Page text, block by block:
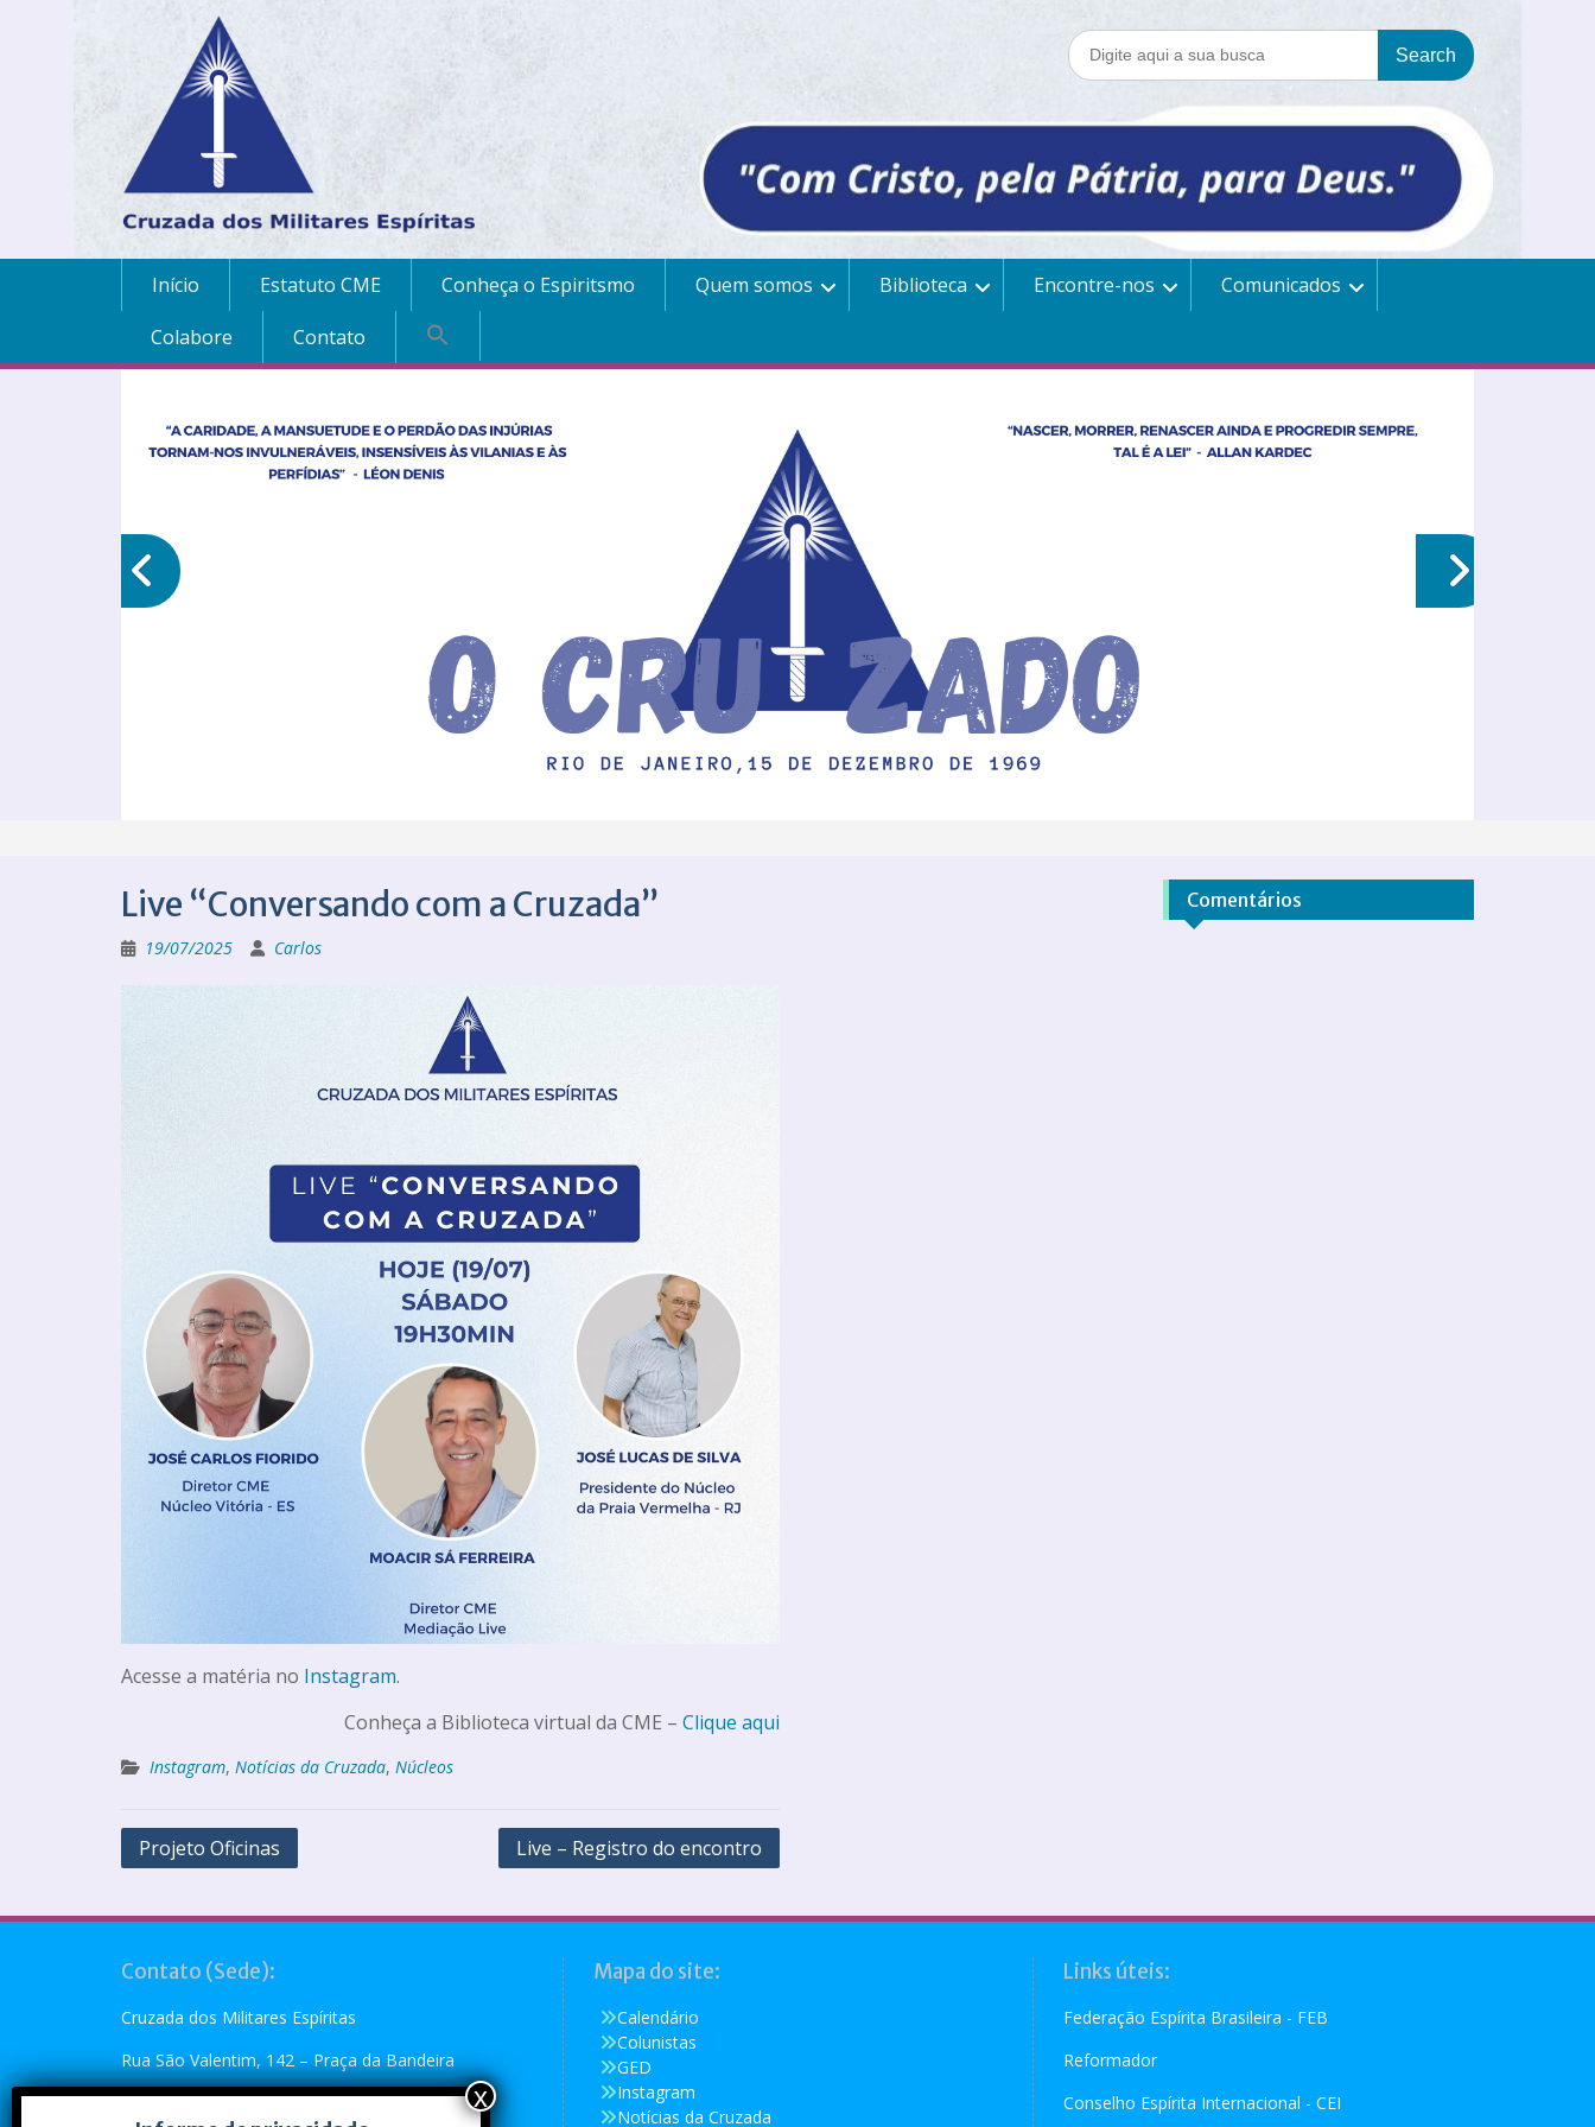
Início Estatuto CME Conheça o Espiritsmo Quem somos Biblioteca Encontre-nos
Comunicados
Colabore
Contato
Live “Conversando com a Cruzada”
19/07/2025 Carlos
Acesse a matéria no Instagram.
Conheça a Biblioteca virtual da CME – Clique aqui
Instagram, Notícias da Cruzada, Núcleos
Projeto Oficinas Live – Registro do encontro
Comentários
Contato (Sede):
Cruzada dos Militares Espíritas
Rua São Valentim, 142 – Praça da Bandeira
Rio de Janeiro, RJ – CEP: 20.260-110
Mapa do site:
Calendário
Colunistas
GED
Instagram
Notícias da Cruzada
Links úteis:
Federação Espírita Brasileira - FEB
Reformador
Conselho Espírita Internacional - CEI